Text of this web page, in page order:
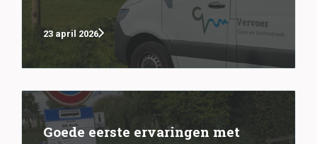
23 april 2026
Goede eerste ervaringen met